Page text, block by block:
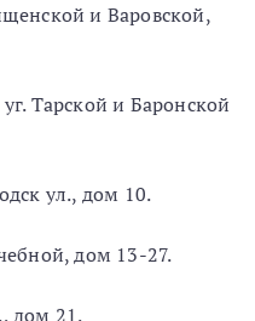
и Варовской,
Тарской и Баронской
ул., дом 10.
дом 13-27.
дом 21.